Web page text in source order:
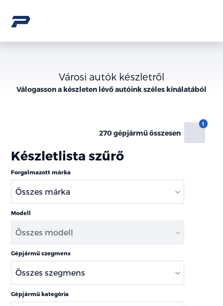
Városi autók készletről
Válogasson a készleten lévőautóink széles kínálatából
270 gépjármű összesen
Készletlista szűrő
Forgalmazott márka
Modell
Gépjármű szegmens
Gépjármű kategória